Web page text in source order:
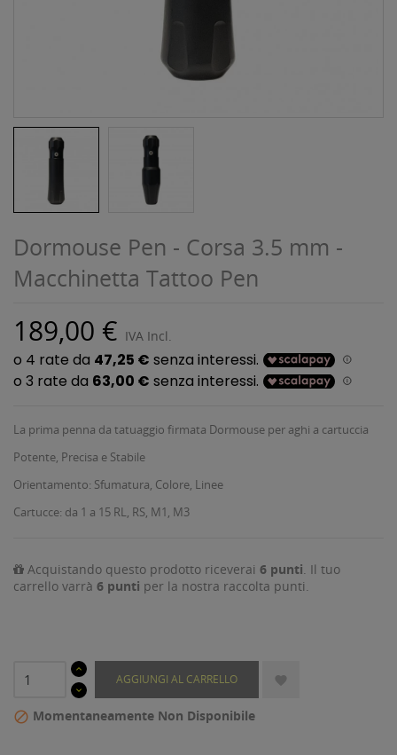
Dormouse Pen - Corsa 3.5 mm -
Macchinetta Tattoo Pen
189,00 € IVA Incl.
La prima penna da tatuaggio firmata Dormouse per aghi a cartuccia
Potente, Precisa e Stabile
Orientamento: Sfumatura, Colore, Linee
Cartucce: da 1 a 15 RL, RS, M1, M3
Acquistando questo prodotto riceverai 6 punti . Il tuo
carrello varrà 6 punti per la nostra raccolta punti.
AGGIUNGI AL CARRELLO 
 Momentaneamente Non Disponibile